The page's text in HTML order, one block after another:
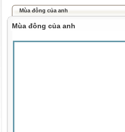
Mùa đông của anh
Mùa đông của anh